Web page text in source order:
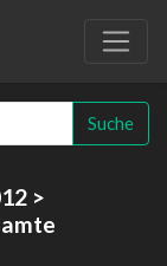
Suche
>